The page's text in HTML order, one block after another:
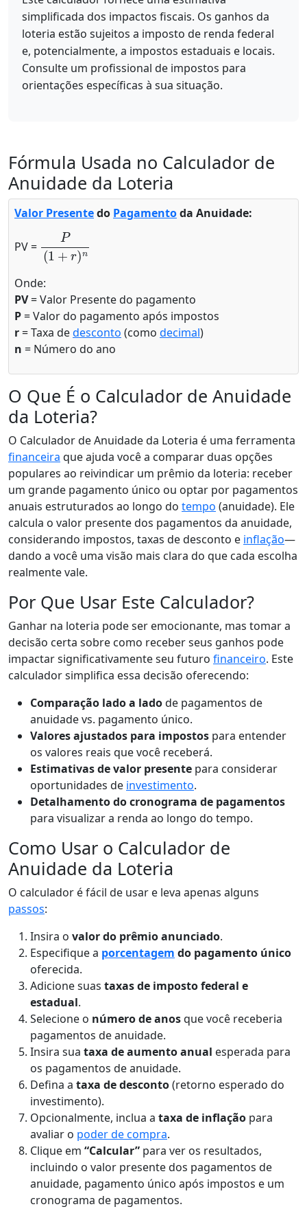
simplificada dos impactos fiscais. Os ganhos da
loteria estão sujeitos a imposto de renda federal
e, potencialmente, a impostos estaduais e locais.
Consulte um profissional de impostos para
orientações específicas à sua situação.
Fórmula Usada no Calculador de
Anuidade da Loteria
Valor Presentedo Pagamentoda Anuidade:
PV =
+r
Onde:
PV= Valor Presente do pagamento
P= Valor do pagamento após impostos
r= Taxa dedesconto (como decimal)
n = Número do ano
O Que É o Calculador de Anuidade
da Loteria?
O Calculador de Anuidade da Loteria é uma ferramenta
financeira que ajuda você a comparar duas opções
populares ao reivindicar um prêmio da loteria: receber
um grande pagamento único ou optar por pagamentos
anuais estruturados ao longo do tempo (anuidade). Ele
calcula o valor presente dos pagamentos da anuidade,
considerando impostos, taxas de desconto e inflação—
dando a você uma visão mais clara do que cada escolha
realmente vale.
Por Que Usar Este Calculador?
Ganhar na loteria pode ser emocionante, mas tomar a
decisão certa sobre como receber seus ganhos pode
impactar significativamente seu futuro financeiro. Este
calculador simplifica essa decisão oferecendo:
Comparação lado a ladode pagamentos de
anuidade vs. pagamento único.
Valores ajustados para impostos para entender
os valores reais que você receberá.
Estimativas de valor presente para considerar
oportunidades de investimento.
Detalhamento do cronograma de pagamentos
para visualizar a renda ao longo do tempo.
Como Usar o Calculador de
Anuidade da Loteria
O calculador é fácil de usar e leva apenas alguns
passos:
Insira o valor do prêmio anunciado.
Especifique a porcentagem do pagamento único
oferecida.
Adicione suas taxas de imposto federal e
estadual.
Selecione o número de anosque você receberia
pagamentos de anuidade.
Insira sua taxa de aumento anual esperada para
os pagamentos de anuidade.
Defina a taxa de desconto(retorno esperado do
investimento).
Opcionalmente, inclua a taxa de inflação para
avaliar o poder de compra.
Clique em “Calcular” para ver os resultados,
incluindo o valor presente dos pagamentos de
anuidade, pagamento único após impostos e um
cronograma de pagamentos.